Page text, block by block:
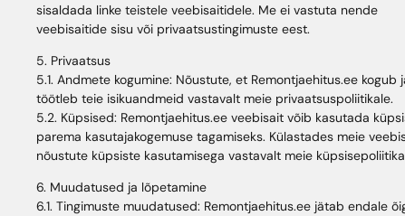
sisaldada linke teistele veebisaitidele. Me ei vastuta nende
veebisaitide sisu või privaatsustingimuste eest.
5. Privaatsus
5.1. Andmete kogumine: Nõustute, et Remontjaehitus.ee kogub
töötleb teie isikuandmeid vastavalt meie privaatsuspoliitikale.
5.2. Küpsised: Remontjaehitus.ee veebisait võib kasutada
parema kasutajakogemuse tagamiseks. Külastades meie
nõustute küpsiste kasutamisega vastavalt meie
6. Muudatused ja lõpetamine
6.1. Tingimuste muudatused: Remontjaehitus.ee jätab endale